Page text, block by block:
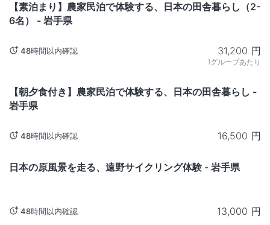
【素泊まり】農家民泊で体験する、日本の田舎暮らし（2-
6名） - 岩手県
48時間以内確認 31,200 円
1グループあたり
【朝夕食付き】農家民泊で体験する、日本の田舎暮らし -
岩手県
48時間以内確認 16,500 円
日本の原風景を走る、遠野サイクリング体験 - 岩手県
48時間以内確認 13,000 円